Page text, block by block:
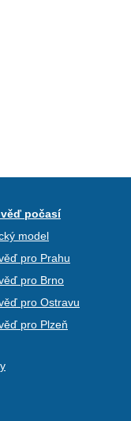
počasí
model
pro Prahu
pro Brno
pro Ostravu
pro Plzeň